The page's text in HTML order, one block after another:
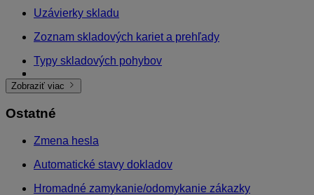
Uzávierky skladu
Zoznam skladových kariet a prehľady
Typy skladových pohybov
Zobraziť viac
Ostatné
Zmena hesla
Automatické stavy dokladov
Hromadné zamykanie/odomykanie zákazky